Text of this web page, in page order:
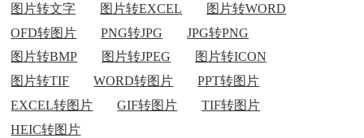
除，可在我的文件中手动删除转换文件。
图片转文字 图片转EXCEL
图片转WORD
OFD转图片
PNG转JPG
JPG转PNG
图片转BMP
图片转JPEG
图片转ICON
图片转TIF
WORD转图片
PPT转图片
EXCEL转图片
GIF转图片
TIF转图片
HEIC转图片